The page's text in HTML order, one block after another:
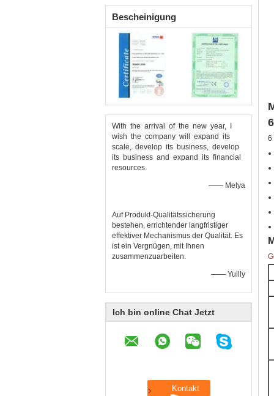
Geräusche
Bescheinigung
With the arrival of the new year, I
wish the company will expand its
scale, develop its business, develop
its business and expand its financial
resources.
—— Melya
Auf Produkt-Qualitätssicherung
bestehen, errichtender langfristiger
effektiver Mechanismus der Qualität. Es
ist ein Vergnügen, mit Ihnen
zusammenzuarbeiten.
—— Yuilly
Ich bin online Chat Jetzt
6